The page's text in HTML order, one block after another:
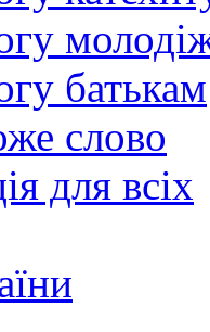
батькам
слово
для всіх